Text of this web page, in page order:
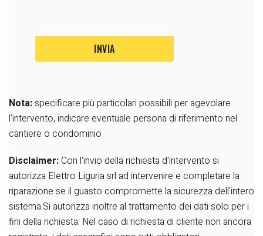
Nota:specificare più particolari possibili per agevolare
l'intervento, indicare eventuale persona di riferimento nel
cantiere o condominio
Disclaimer:Con l'invio della richiesta d'intervento si
autorizza Elettro Liguria srl ad intervenire e completare la
riparazione se il guasto compromette la sicurezza dell'intero
sistema.Si autorizza inoltre al trattamento dei dati solo per i
fini della richiesta. Nel caso di richiesta di cliente non ancora